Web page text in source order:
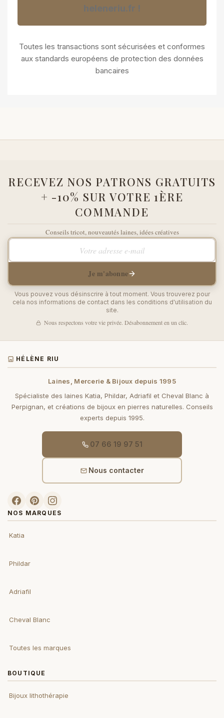
heleneriu.fr !
Toutes les transactions sont sécurisées et conformes
aux standards européens de protection des données
bancaires
RECEVEZ NOS PATRONS GRATUITS
+ -10% SUR VOTRE 1ÈRE
COMMANDE
Conseils tricot, nouveautés laines, idées créatives
Votre adresse e-mail
Je m'abonne
Vous pouvez vous désinscrire à tout moment. Vous trouverez pour
cela nos informations de contact dans les conditions d'utilisation du
site.
Nous respectons votre vie privée. Désabonnement en un clic.
HÉLÈNE RIU
Laines, Mercerie & Bijoux depuis 1995
Spécialiste des laines Katia, Phildar, Adriafil et Cheval Blanc à
Perpignan, et créations de bijoux en pierres naturelles. Conseils
experts depuis 1995.
07 66 19 97 51
Nous contacter
NOS MARQUES
Katia
Phildar
Adriafil
Cheval Blanc
Toutes les marques
BOUTIQUE
Bijoux lithothérapie